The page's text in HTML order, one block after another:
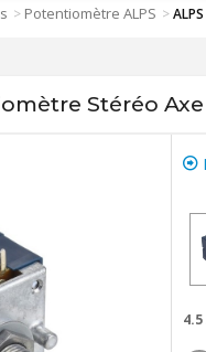
> Potentiomètre ALPS >
Stéréo
4.5